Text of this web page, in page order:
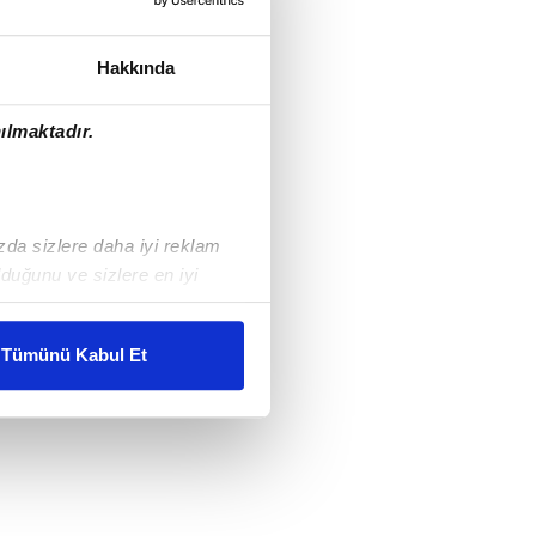
Hakkında
sizlere daha iyi reklam
ve sizlere en iyi
karşılamak
gösterilmeyecektir."
kullanılmaktadır. Bu
sunulması
ve sizlere yönelik
Tümünü Kabul Et